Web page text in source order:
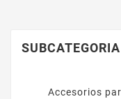
SUBCATEGORIA
Accesorios